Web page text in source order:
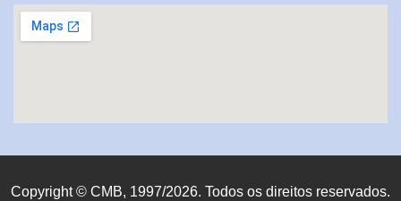
Copyright © CMB, 1997/2026. Todos os direitos reservados.